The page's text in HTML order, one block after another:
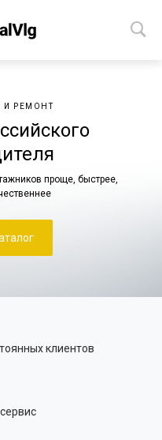
И РЕМОНТ
проще, быстрее,
клиентов